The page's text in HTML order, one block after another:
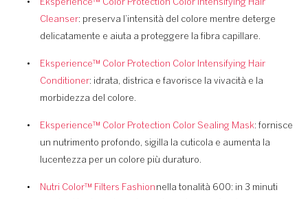
Eksperience™ Color Protection Color Intensifying Hair
Cleanser: preserva l’intensità del colore mentre deterge
delicatamente e aiuta a proteggere la fibra capillare.
Eksperience™ Color Protection Color Intensifying Hair
Conditioner: idrata, districa e favorisce la vivacità e la
morbidezza del colore.
Eksperience™ Color Protection Color Sealing Mask: fornisce
un nutrimento profondo, sigilla la cuticola e aumenta la
lucentezza per un colore più duraturo.
Nutri Color™ Filters Fashion nella tonalità 600: in 3 minuti